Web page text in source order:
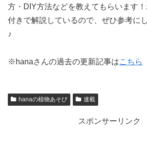
方・DIY方法などを教えてもらいます
付きで解説しているので、ぜひ参考に
♪
※hanaさんの過去の更新記事はこちら
hanaの植物あそび 連載
スポンサーリンク